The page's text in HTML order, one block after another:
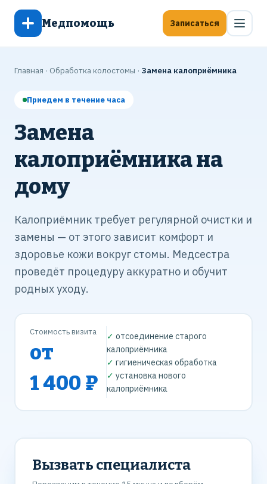
Медпомощь Записаться
Главная · Обработка колостомы · Замена калоприёмника
Приедем в течение часа
Замена
калоприёмника на
дому
Калоприёмник требует регулярной очистки и
замены — от этого зависит комфорт и
здоровье кожи вокруг стомы. Медсестра
проведёт процедуру аккуратно и обучит
родных уходу.
Стоимость визита
от
1 400 ₽
✓ отсоединение старого
калоприёмника
✓ гигиеническая обработка
✓ установка нового
калоприёмника
Вызвать специалиста